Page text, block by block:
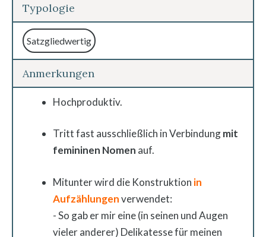
Typologie
Satzgliedwertig
Anmerkungen
Hochproduktiv.
Tritt fast ausschließlich in Verbindungmit
femininen Nomen auf.
Mitunter wird die Konstruktion in
Aufzählungenverwendet:
- So gab er mir eine (in seinen und Augen
vieler anderer) Delikatesse für meinen